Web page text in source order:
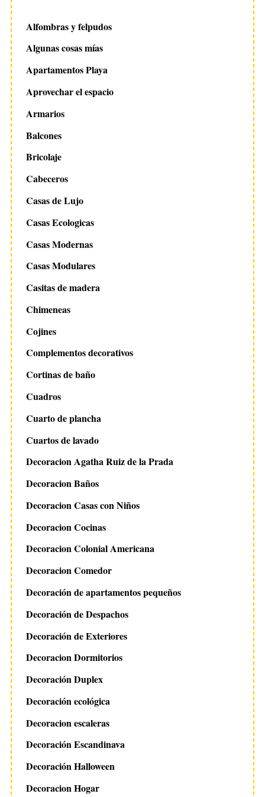
Alfombras y felpudos
Algunas cosas mías
Apartamentos Playa
Aprovechar el espacio
Armarios
Balcones
Bricolaje
Cabeceros
Casas de Lujo
Casas Ecologicas
Casas Modernas
Casas Modulares
Casitas de madera
Chimeneas
Cojines
Complementos decorativos
Cortinas de baño
Cuadros
Cuarto de plancha
Cuartos de lavado
Decoracion Agatha Ruiz de la Prada
Decoracion Baños
Decoracion Casas con Niños
Decoracion Cocinas
Decoracion Colonial Americana
Decoracion Comedor
Decoración de apartamentos pequeños
Decoración de Despachos
Decoración de Exteriores
Decoracion Dormitorios
Decoración Duplex
Decoración ecológica
Decoracion escaleras
Decoración Escandinava
Decoración Halloween
Decoracion Hogar